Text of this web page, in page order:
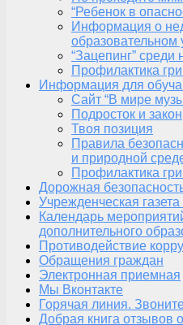
“Ребенок в
Информация о
образовательном
“Зацепинг”
Профилактика
Информация для
Сайт “В мире
Подросток и закон
Твоя позиция
Правила
и природной
Профилактика
Дорожная
Учрежденческая
Календарь
дополнительного
Противодействие
Обращения граждан
Электронная приемная
Мы Вконтакте
Горячая линия.
Добрая книга отзывов